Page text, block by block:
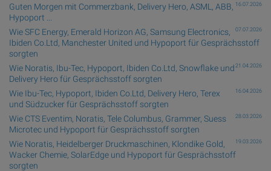
16.07.2026
Guten Morgen mit Commerzbank, Delivery Hero, ASML, ABB,
Hypoport ...
07.07.2026
Wie SFC Energy, Emerald Horizon AG, Samsung Electronics,
Ibiden Co.Ltd, Manchester United und Hypoport für Gesprächsstoff
sorgten
21.04.2026
Wie Noratis, Ibu-Tec, Hypoport, Ibiden Co.Ltd, Snowflake und
Delivery Hero für Gesprächsstoff sorgten
16.04.2026
Wie Ibu-Tec, Hypoport, Ibiden Co.Ltd, Delivery Hero, Terex
und Südzucker für Gesprächsstoff sorgten
28.03.2026
Wie CTS Eventim, Noratis, Tele Columbus, Grammer, Suess
Microtec und Hypoport für Gesprächsstoff sorgten
19.03.2026
Wie Noratis, Heidelberger Druckmaschinen, Klondike Gold,
Wacker Chemie, SolarEdge und Hypoport für Gesprächsstoff
sorgten